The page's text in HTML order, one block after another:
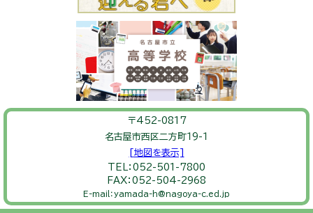
〒452-0817
名古屋市西区二方町１9-１
[地図を表示]
TEL：052-501-7800
FAX：052-504-2968
E-mail：yamada-h@nagoya-c.ed.jp